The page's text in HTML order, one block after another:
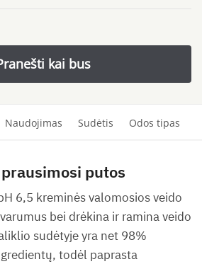
Naudojimas Sudėtis Odos tipas
putos
6,5 kreminės valomosios veido
bei drėkina ir ramina veido
sudėtyje yra net 98%
todėl paprasta